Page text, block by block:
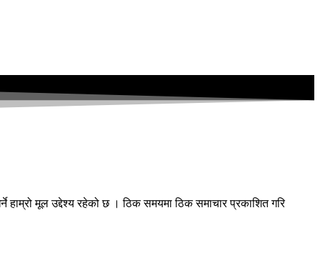
हाम्रो मूल उद्देश्य रहेको छ । ठिक समयमा ठिक समाचार प्रकाशित गरि